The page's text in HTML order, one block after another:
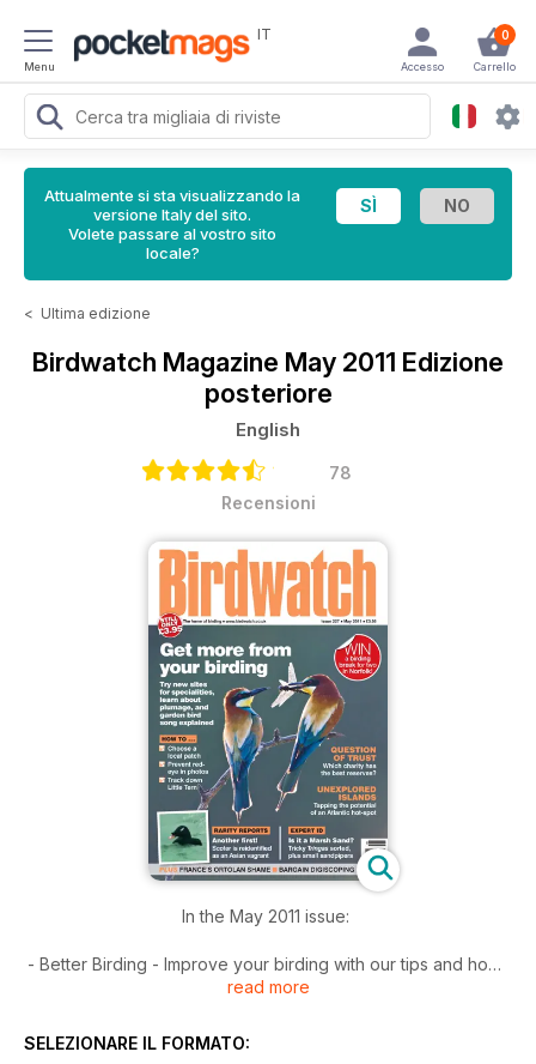
Menu
IT 0
Carrello
Accesso
Attualmente si sta visualizzando la
versione Italy del sito.
Volete passare al vostro sito
locale?
< Ultima edizione
Birdwatch Magazine May 2011 Edizione
posteriore
English
78
Recensioni
In the May 2011 issue:
- Better Birding - Improve your birding with our tips and how-
to guides, learn about topography and where to find Little
- Where to Watch Birds - Find spring migrants and breeding
read more
SELEZIONARE IL FORMATO: